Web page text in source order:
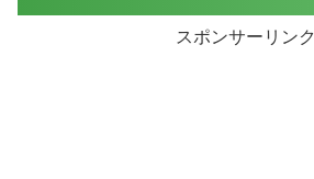
スポンサーリンク